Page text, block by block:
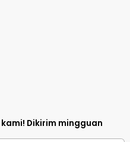
kami! Dikirim mingguan